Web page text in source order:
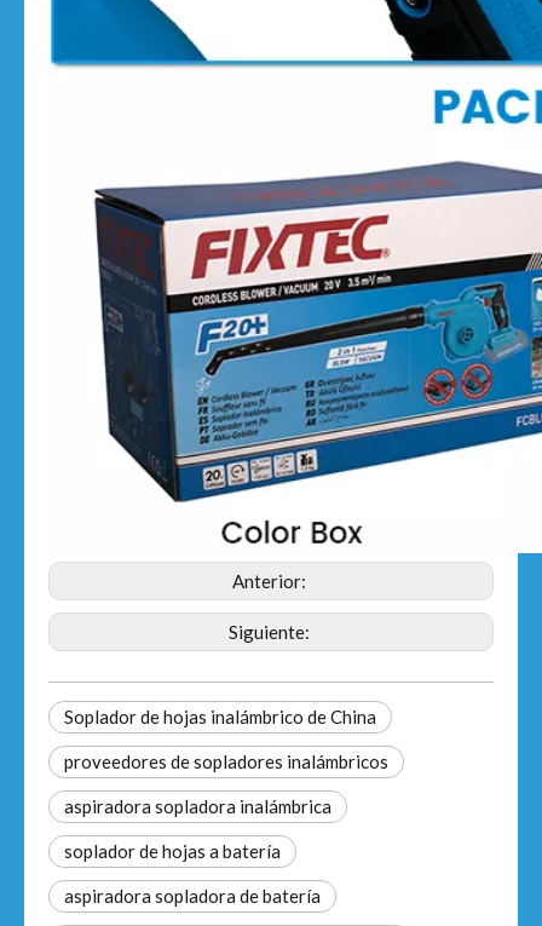
Anterior:
Siguiente:
Soplador de hojas inalámbrico de China
proveedores de sopladores inalámbricos
aspiradora sopladora inalámbrica
soplador de hojas a batería
aspiradora sopladora de batería